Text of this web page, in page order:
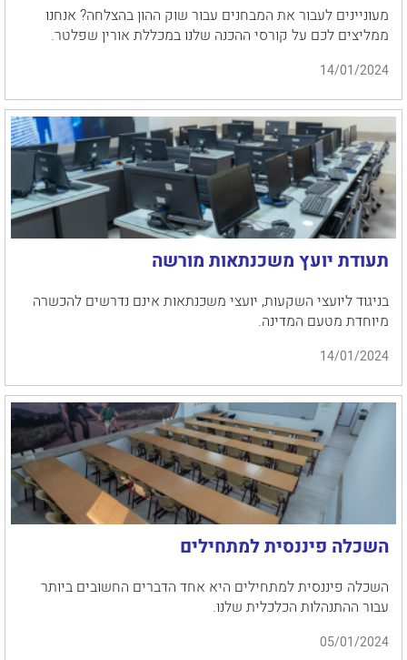
מעוניינים לעבור את המבחנים עבור שוק ההון בהצלחה? אנחנו
ממליצים לכם על קורסי ההכנה שלנו במכללת אורין שפלטר.
14/01/2024
תעודת יועץ משכנתאות מורשה
בניגוד ליועצי השקעות, יועצי משכנתאות אינם נדרשים להכשרה
מיוחדת מטעם המדינה.
14/01/2024
השכלה פיננסית למתחילים
השכלה פיננסית למתחילים היא אחד הדברים החשובים ביותר
עבור ההתנהלות הכלכלית שלנו.
05/01/2024